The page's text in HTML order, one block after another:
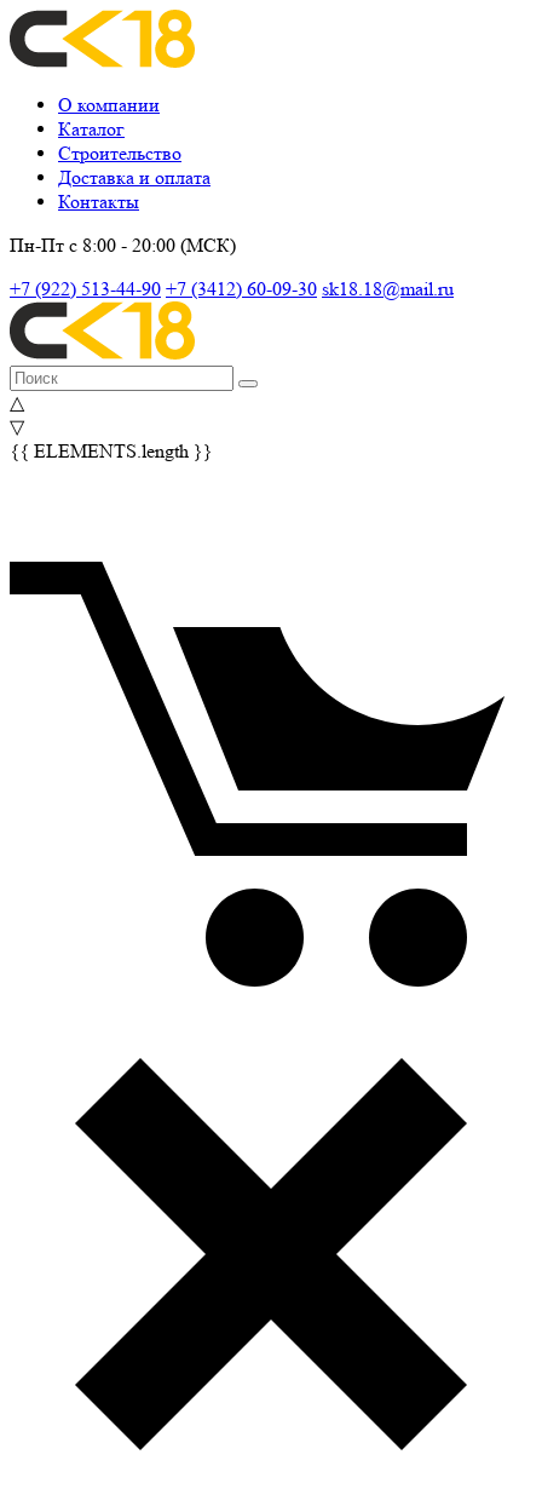
О компании
Каталог
Строительство
Доставка и оплата
Контакты
Пн-Пт с 8:00 - 20:00 (МСК)
+7 (922) 513-44-90 +7 (3412) 60-09-30 sk18.18@mail.ru
△
▽
{{ ELEMENTS.length }}